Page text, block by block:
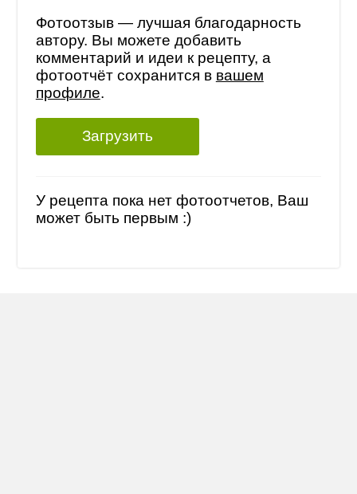
Фотоотзыв — лучшая благодарность
автору. Вы можете добавить
комментарий и идеи к рецепту, а
фотоотчёт сохранится в вашем
профиле.
Загрузить
У рецепта пока нет фотоотчетов, Ваш
может быть первым :)